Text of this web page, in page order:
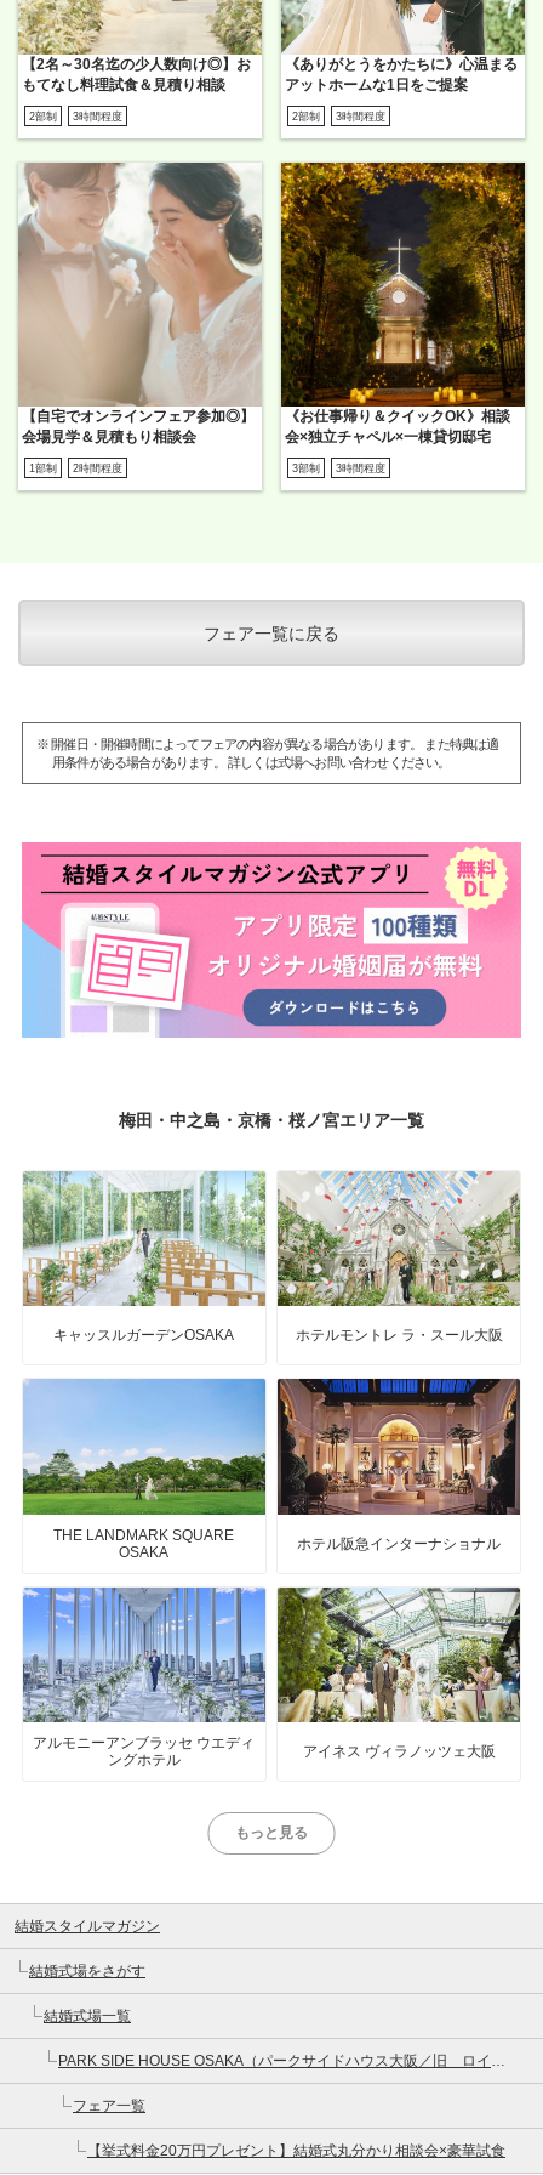
【2名～30名迄の少人数向け◎】お
もてなし料理試食＆見積り相談
2部制 3時間程度
《ありがとうをかたちに》心温まる
アットホームな1日をご提案
2部制 3時間程度
【自宅でオンラインフェア参加◎】
会場見学＆見積もり相談会
1部制 2時間程度
《お仕事帰り＆クイックOK》相談
会×独立チャペル×一棟貸切邸宅
3部制 3時間程度
フェア一覧に戻る
※ 開催日・開催時間によってフェアの内容が異なる場合があります。 また特典は適
用条件がある場合があります。 詳しくは式場へお問い合わせください。
梅田・中之島・京橋・桜ノ宮エリア一覧
キャッスルガーデンOSAKA ホテルモントレ ラ・スール大阪
THE LANDMARK SQUARE
OSAKA
ホテル阪急インターナショナル
アルモニーアンブラッセ ウエディ
ングホテル
アイネス ヴィラノッツェ大阪
もっと見る
結婚スタイルマガジン
結婚式場をさがす
結婚式場一覧
PARK SIDE HOUSE OSAKA（パークサイドハウス大阪／旧 ロイヤルガーデン大阪梅田）
フェア一覧
【挙式料金20万円プレゼント】結婚式丸分かり相談会×豪華試食